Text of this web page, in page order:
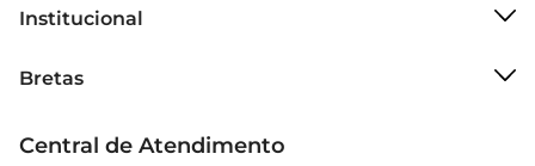
Institucional
Grupo Cencosud
Sobre privacidade
Bretas
Produtos Bretas
Central de Atendimento